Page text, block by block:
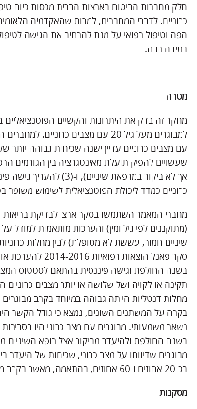
חלק מחברות הביטוח בארצות הברית מכסות כיום
כרוניים. לדברי המחברים, למרות שהאקדמיה
הפה וטיפול רפואי על מנת להרחיב את הגישה
במידה רבה.
מטרה
מחקר זה בדק את היתרונות והקשיים הפוטנציאליים
שעשויים להפיק תועלת מאינטגרציה בין הגורמים
אך לא ביקור במרפאת
כרוניים כמדד ליכולת הפוטנציאלית לשימוש משופר
(מתוקננים לפי גיל ומין) והערכות מותאמות למודל
סקר פאנל הוצאות
בשנה החולפת וגישה פיננסית בהתאם לסטטוס
מחלות דנטליות הייתה גבוהה במיוחד בקרב
בקרה על המשתנים השונים, נמצא כי גודל הקשר
בשנה החולפת ולהיעדר מביקור אצל רופא השיניים
מבוגרים שדיווחו על מצב כרוני, שכיחות של היעדר
בכ-20 אחוזים ו-60 אחוזים, בהתאמה, מאשר בקרב מבוגרים שלא דיווחו על מצב כרוני.
מסקנות